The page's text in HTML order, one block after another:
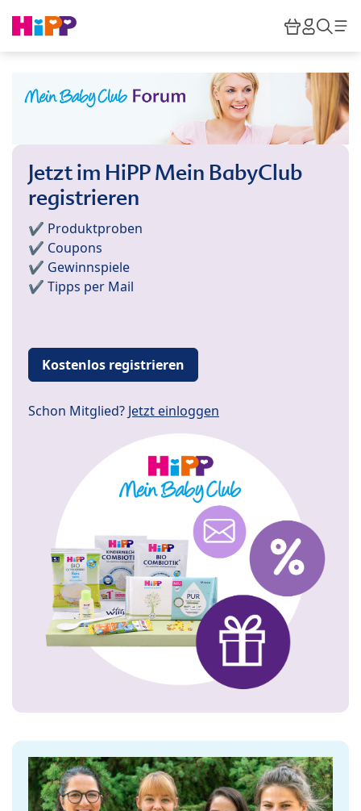
HiPP
Jetzt im HiPP Mein BabyClub
registrieren
✔️ Produktproben
✔️ Coupons
✔️ Gewinnspiele
✔️ Tipps per Mail
Kostenlos registrieren
Schon Mitglied? Jetzt einloggen